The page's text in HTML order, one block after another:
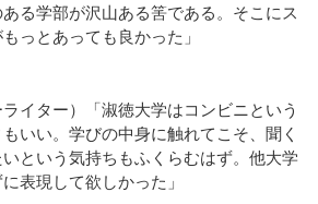
る学部が沢山ある筈である。そこにス
っとあっても良かった」
イター）「淑徳大学はコンビニという
いい。学びの中身に触れてこそ、聞く
という気持ちもふくらむはず。他大学
表現して欲しかった」